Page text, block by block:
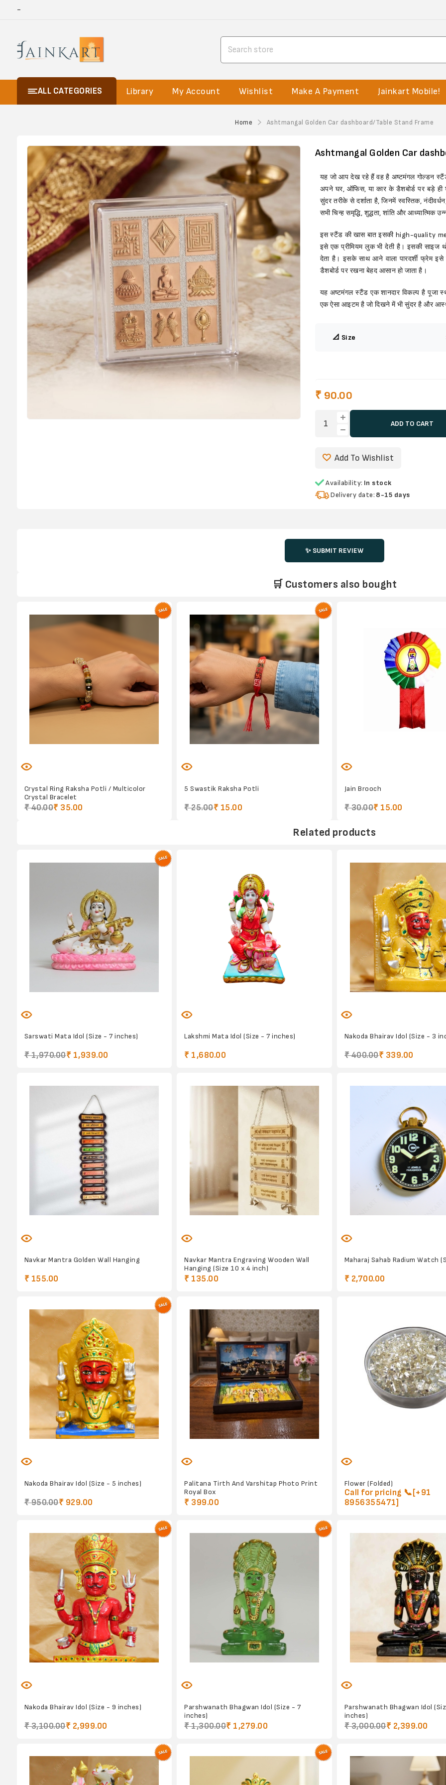
-
ALL CATEGORIES Library My Account Wishlist Make A Payment Jainkart Mobile!
Home Ashtmangal Golden Car dashboard/Table Stand Frame
Ashtmangal Golden Car
यह जो आप देख रहे हैं वह है अष्टमंगल गोल्डन
अपने घर, ऑफिस, या कार के डैशबोर्ड पर बड़े
सुंदर तरीके से दर्शाता है, जिनमें स्वस्तिक,
सभी चिन्ह समृद्धि, शुद्धता, शांति और आध्यात्मिक
इस स्टैंड की खास बात इसकी high-quality
इसे एक प्रीमियम लुक भी देती है। इसकी
देता है। इसके साथ आने वाला पारदर्शी फ्रेम
डैशबोर्ड पर रखना बेहद आसान हो जाता है।
यह अष्टमंगल स्टैंड एक शानदार विकल्प है पूजा
एक ऐसा आइटम है जो दिखने में भी सुंदर है और
📐 Size
₹ 90.00
ADD TO CART
Add To Wishlist
Availability: In stock
Delivery date: 8-15 days
✨ SUBMIT REVIEW
🛒 Customers also bought
Crystal Ring Raksha Potli / Multicolor
Crystal Bracelet
₹ 40.00₹ 35.00
5 Swastik Raksha Potli
₹ 25.00₹ 15.00
Jain Brooch
₹ 30.00₹ 15.00
Related products
Sarswati Mata Idol (Size - 7 inches)
₹ 1,970.00₹ 1,939.00
Lakshmi Mata Idol (Size - 7 inches)
₹ 1,680.00
Nakoda Bhairav Idol (Size - 3
₹ 400.00₹ 339.00
Navkar Mantra Golden Wall Hanging
₹ 155.00
Navkar Mantra Engraving Wooden Wall
Hanging (Size 10 x 4 inch)
₹ 135.00
Maharaj Sahab Radium Watch
₹ 2,700.00
Nakoda Bhairav Idol (Size - 5 inches)
₹ 950.00₹ 929.00
Palitana Tirth And Varshitap Photo Print
Royal Box
₹ 399.00
Flower (Folded)
Call for pricing 📞[+91
8956355471]
Nakoda Bhairav Idol (Size - 9 inches)
₹ 3,100.00₹ 2,999.00
Parshwanath Bhagwan Idol (Size - 7
inches)
₹ 1,300.00₹ 1,279.00
Parshwanath Bhagwan Idol
inches)
₹ 3,000.00₹ 2,399.00